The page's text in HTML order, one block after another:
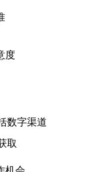
度
数字渠道
取